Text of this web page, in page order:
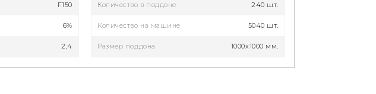
F150
6%
2,4
Количество в поддоне 240 шт.
Количество на машине 5040 шт.
Размер поддона 1000х1000 мм.